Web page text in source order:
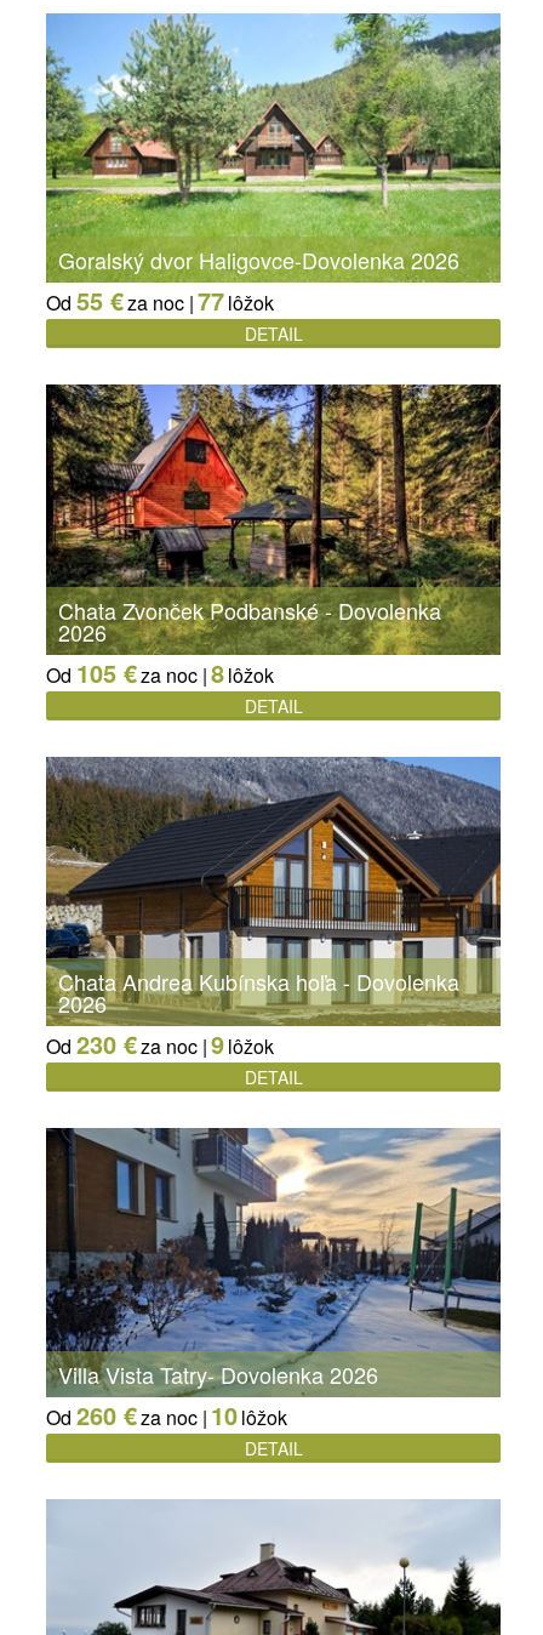
Goralský dvor Haligovce-Dovolenka 2026
Od 55 €za noc |77lôžok
DETAIL
Chata Zvonček Podbanské - Dovolenka
2026
Od 105 €za noc |8lôžok
DETAIL
Chata Andrea Kubínska hoľa - Dovolenka
2026
Od 230 €za noc |9lôžok
DETAIL
Villa Vista Tatry- Dovolenka 2026
Od 260 €za noc | 10lôžok
DETAIL